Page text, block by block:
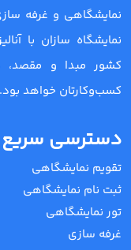
نمایشگاهی و غرفه
نمایشگاه سازان با
کشور مبدا و مقصد،
کسب‌وکارتان خواهد بود.
دسترسی سریع
تقویم نمایشگاهی
ثبت نام نمایشگاهی
تور نمایشگاهی
غرفه سازی